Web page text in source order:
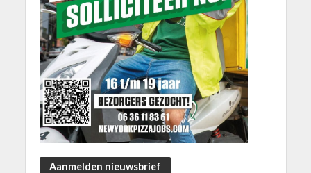
Aanmelden nieuwsbrief